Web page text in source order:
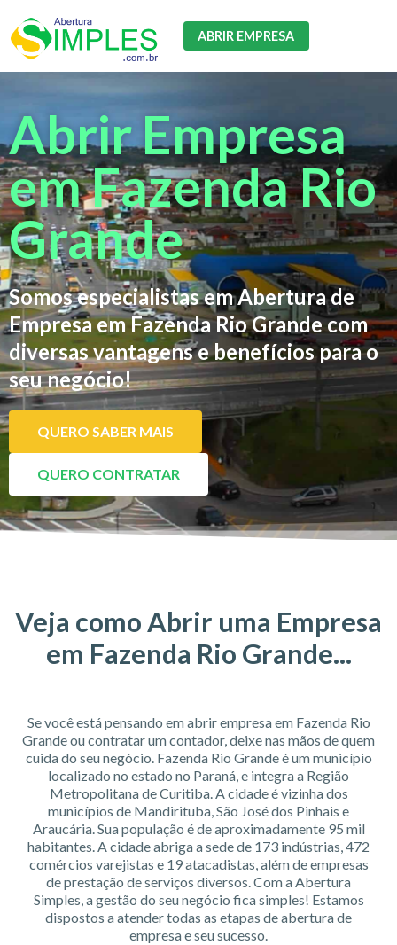
ABRIR EMPRESA
Abrir Empresa
em Fazenda Rio
Grande
Somos especialistas em Abertura de
Empresa em Fazenda Rio Grande com
diversas vantagens e benefícios para o
seu negócio!
QUERO SABER MAIS
QUERO CONTRATAR
Veja como Abrir uma Empresa
em Fazenda Rio Grande...
Se você está pensando em abrir empresa em Fazenda Rio
Grande ou contratar um contador, deixe nas mãos de quem
cuida do seu negócio. Fazenda Rio Grande é um município
localizado no estado no Paraná, e integra a Região
Metropolitana de Curitiba. A cidade é vizinha dos
municípios de Mandirituba, São José dos Pinhais e
Araucária. Sua população é de aproximadamente 95 mil
habitantes. A cidade abriga a sede de 173 indústrias, 472
comércios varejistas e 19 atacadistas, além de empresas
de prestação de serviços diversos. Com a Abertura
Simples, a gestão do seu negócio fica simples! Estamos
dispostos a atender todas as etapas de abertura de
empresa e seu sucesso.